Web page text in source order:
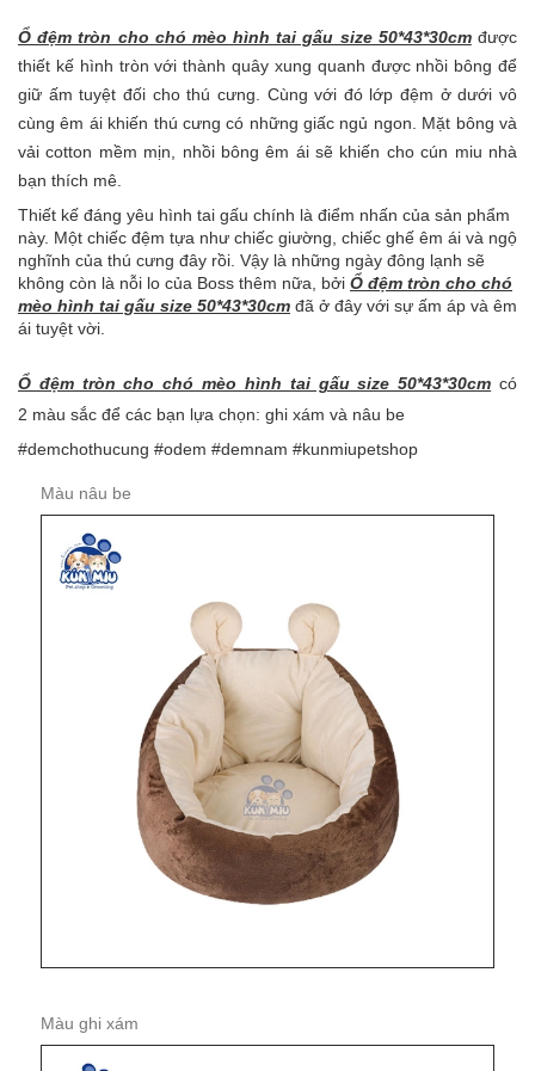
Ổ đệm tròn cho chó mèo hình tai gấu size 50*43*30cmđược
thiết kế hình tròn với thành quây xung quanh được nhồi bông để
giữ ấm tuyệt đối cho thú cưng. Cùng với đó lớp đệm ở dưới vô
cùng êm ái khiến thú cưng có những giấc ngủ ngon. Mặt bông và
vải cotton mềm mịn, nhồi bông êm ái sẽ khiến chocún miu nhà
bạn thích mê.
Thiết kế đáng yêu hình tai gấu chính là điểm nhấn của sản phẩm
này. Một chiếc đệm tựa như chiếc giường, chiếc ghế êm ái và ngộ
nghĩnh của thú cưng đây rồi. Vậy là những ngày đông lạnh sẽ
không còn là nỗi lo của Boss thêm nữa, bởi Ổ đệm tròn cho chó
mèo hình tai gấu size 50*43*30cm đã ở đây với sự ấm áp và êm
ái tuyệt vời.
Ổ đệm tròn cho chó mèo hình tai gấu size 50*43*30cm có
2 màu sắc để các bạn lựa chọn: ghi xám và nâu be
#demchothucung #odem #demnam #kunmiupetshop
Màu nâu be
Màu ghi xám